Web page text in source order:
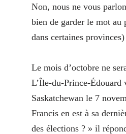
Non, nous ne vous
bien de garder le mot au
dans certaines
Le mois d’octobre ne
L’Île-du-Prince-
Saskatchewan le 7
Francis en est à sa
des élections ? » il